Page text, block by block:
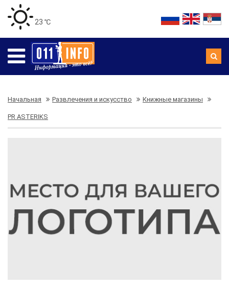
23 ℃
Начальная Развлечения и искусство Книжные магазины
PR ASTERIKS